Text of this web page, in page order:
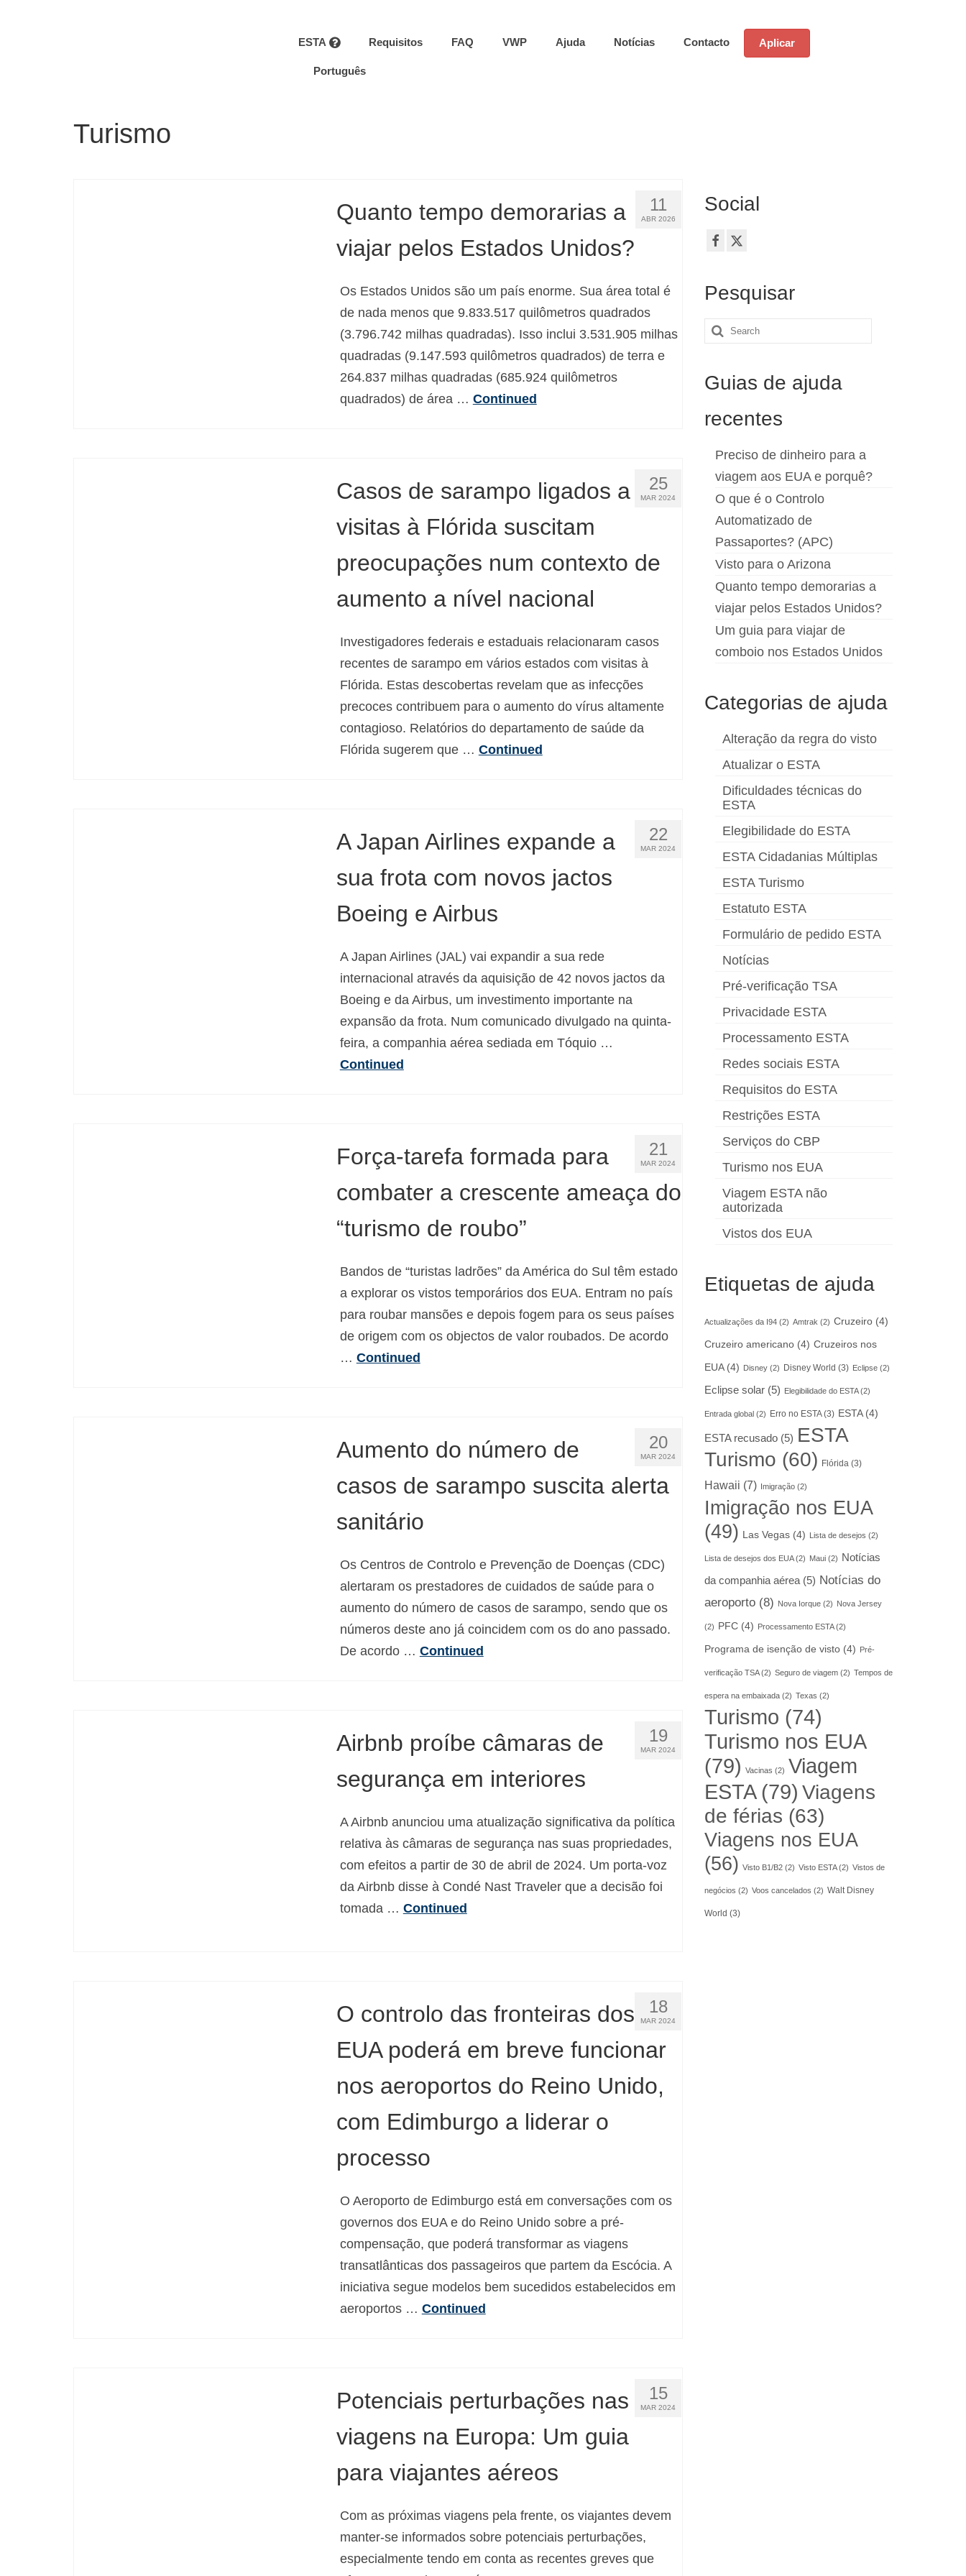
ESTA Requisitos FAQ VWP Ajuda Notícias Contacto Aplicar
Português
Turismo
11
ABR 2026
Quanto tempo demorarias a
viajar pelos Estados Unidos?
Os Estados Unidos são um país enorme. Sua área total é
de nada menos que 9.833.517 quilômetros quadrados
(3.796.742 milhas quadradas). Isso inclui 3.531.905 milhas
quadradas (9.147.593 quilômetros quadrados) de terra e
264.837 milhas quadradas (685.924 quilômetros
quadrados) de área … Continued
25
MAR 2024
Casos de sarampo ligados a
visitas à Flórida suscitam
preocupações num contexto de
aumento a nível nacional
Investigadores federais e estaduais relacionaram casos
recentes de sarampo em vários estados com visitas à
Flórida. Estas descobertas revelam que as infecções
precoces contribuem para o aumento do vírus altamente
contagioso. Relatórios do departamento de saúde da
Flórida sugerem que … Continued
22
MAR 2024
A Japan Airlines expande a
sua frota com novos jactos
Boeing e Airbus
A Japan Airlines (JAL) vai expandir a sua rede
internacional através da aquisição de 42 novos jactos da
Boeing e da Airbus, um investimento importante na
expansão da frota. Num comunicado divulgado na quinta-
feira, a companhia aérea sediada em Tóquio …
Continued
21
MAR 2024
Força-tarefa formada para
combater a crescente ameaça do
“turismo de roubo”
Bandos de “turistas ladrões” da América do Sul têm estado
a explorar os vistos temporários dos EUA. Entram no país
para roubar mansões e depois fogem para os seus países
de origem com os objectos de valor roubados. De acordo
… Continued
20
MAR 2024
Aumento do número de
casos de sarampo suscita alerta
sanitário
Os Centros de Controlo e Prevenção de Doenças (CDC)
alertaram os prestadores de cuidados de saúde para o
aumento do número de casos de sarampo, sendo que os
números deste ano já coincidem com os do ano passado.
De acordo … Continued
19
MAR 2024
Airbnb proíbe câmaras de
segurança em interiores
A Airbnb anunciou uma atualização significativa da política
relativa às câmaras de segurança nas suas propriedades,
com efeitos a partir de 30 de abril de 2024. Um porta-voz
da Airbnb disse à Condé Nast Traveler que a decisão foi
tomada … Continued
18
MAR 2024
O controlo das fronteiras dos
EUA poderá em breve funcionar
nos aeroportos do Reino Unido,
com Edimburgo a liderar o
processo
O Aeroporto de Edimburgo está em conversações com os
governos dos EUA e do Reino Unido sobre a pré-
compensação, que poderá transformar as viagens
transatlânticas dos passageiros que partem da Escócia. A
iniciativa segue modelos bem sucedidos estabelecidos em
aeroportos … Continued
15
MAR 2024
Potenciais perturbações nas
viagens na Europa: Um guia
para viajantes aéreos
Com as próximas viagens pela frente, os viajantes devem
manter-se informados sobre potenciais perturbações,
especialmente tendo em conta as recentes greves que
Social
Pesquisar
Search
Guias de ajuda
recentes
Preciso de dinheiro para a
viagem aos EUA e porquê?
O que é o Controlo
Automatizado de
Passaportes? (APC)
Visto para o Arizona
Quanto tempo demorarias a
viajar pelos Estados Unidos?
Um guia para viajar de
comboio nos Estados Unidos
Categorias de ajuda
Alteração da regra do visto
Atualizar o ESTA
Dificuldades técnicas do
ESTA
Elegibilidade do ESTA
ESTA Cidadanias Múltiplas
ESTA Turismo
Estatuto ESTA
Formulário de pedido ESTA
Notícias
Pré-verificação TSA
Privacidade ESTA
Processamento ESTA
Redes sociais ESTA
Requisitos do ESTA
Restrições ESTA
Serviços do CBP
Turismo nos EUA
Viagem ESTA não
autorizada
Vistos dos EUA
Etiquetas de ajuda
Actualizações da I94(2) Amtrak (2) Cruzeiro(4)
Cruzeiro americano(4) Cruzeiros nos
EUA(4) Disney(2) Disney World (3) Eclipse(2)
Eclipse solar(5) Elegibilidade do ESTA(2)
Entrada global (2) Erro no ESTA(3) ESTA(4)
ESTA recusado(5) ESTA
Turismo (60) Flórida(3)
Hawaii (7) Imigração(2)
Imigração nos EUA
(49) Las Vegas(4) Lista de desejos (2)
Lista de desejos dos EUA(2) Maui(2)
Notícias
da companhia aérea(5) Notícias do
aeroporto(8) Nova Iorque(2) Nova Jersey
(2) PFC(4) Processamento ESTA(2)
Programa de isenção de visto(4) Pré-
verificação TSA(2) Seguro de viagem(2) Tempos de
espera na embaixada(2) Texas (2)
Turismo (74)
Turismo nos EUA
(79) Vacinas (2) Viagem
ESTA(79) Viagens
de férias (63)
Viagens nos EUA
(56) Visto B1/B2(2) Visto ESTA(2) Vistos de
negócios (2) Voos cancelados (2) Walt Disney
World (3)